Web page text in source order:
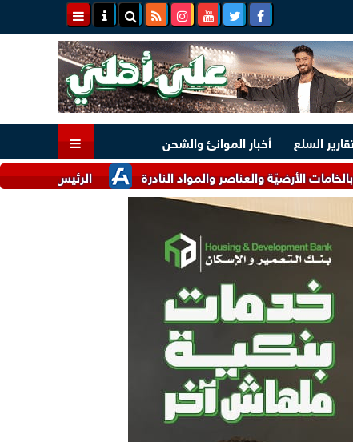
السلع
أخبار الموانئ والشحن
الرئيس السيسي وملك البحرين
والعناصر والمواد النادرة